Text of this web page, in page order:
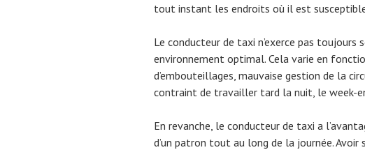
tout instant les endroits où il est
Le conducteur de taxi n’exerce pas toujours
environnement optimal. Cela varie en
d’embouteillages, mauvaise gestion de la
contraint de travailler tard la nuit, le week-
En revanche, le conducteur de taxi a
d’un patron tout au long de la journée.